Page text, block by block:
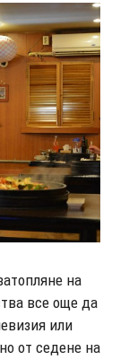
на
все още да
или
от седене на